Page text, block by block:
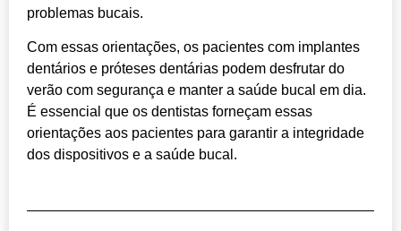
problemas bucais.
Com essas orientações, os pacientes com implantes
dentários e próteses dentárias podem desfrutar do
verão com segurança e manter a saúde bucal em dia.
É essencial que os dentistas forneçam essas
orientações aos pacientes para garantir a integridade
dos dispositivos e a saúde bucal.